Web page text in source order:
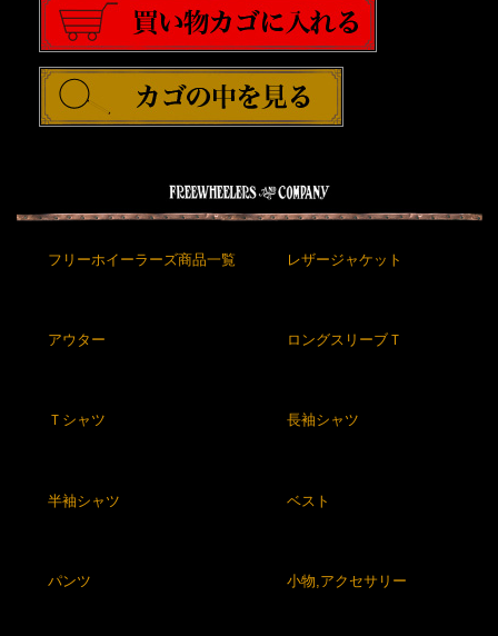
フリーホイーラーズ商品一覧 レザージャケット
アウター ロングスリーブＴ
Ｔシャツ 長袖シャツ
半袖シャツ ベスト
パンツ 小物,アクセサリー